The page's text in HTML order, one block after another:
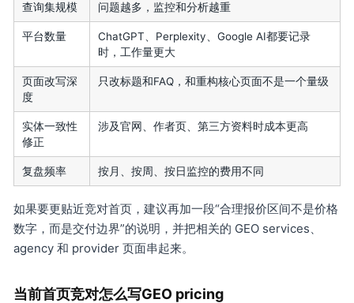
查询集规模 问题越多，监控和分析越重
平台数量
ChatGPT、Perplexity、Google AI都要记录
时，工作量更大
页面改写深
度
只改标题和FAQ，和重构核心页面不是一个量级
实体一致性
修正
涉及官网、作者页、第三方资料时成本更高
复盘频率 按月、按周、按日监控的费用不同
如果要更贴近竞对首页，建议再加一段“合理报价区间不是价格
数字，而是交付边界”的说明，并把相关的 GEO services、
agency 和 provider 页面串起来。
当前首页竞对怎么写GEO pricing